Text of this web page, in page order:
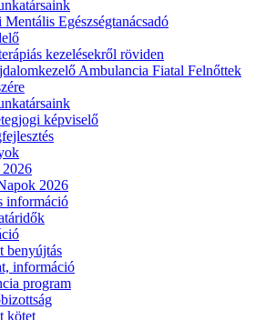
Egészségtanácsadó
kezelésekről röviden
Ambulancia Fiatal Felnőttek
képviselő
2026
információ
benyújtás
információ
program
kötet